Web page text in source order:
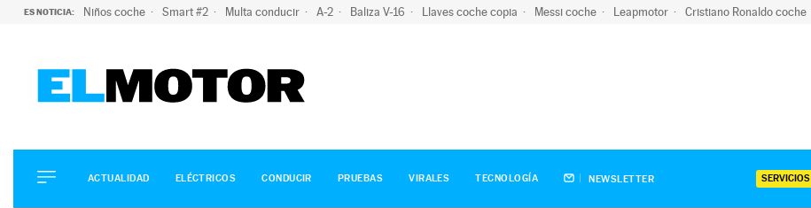
ES NOTICIA: Niños coche Smart #2 Multa conducir A-2 Baliza V-16 Llaves coche copia Messi coche Leapmotor Cristiano Ronaldo coche
ELÉCTRICOS
CONDUCIR
ACTUALIDAD ELÉCTRICOS CONDUCIR PRUEBAS VIRALES TECNOLOGÍA NEWSLETTER SERVICIOS